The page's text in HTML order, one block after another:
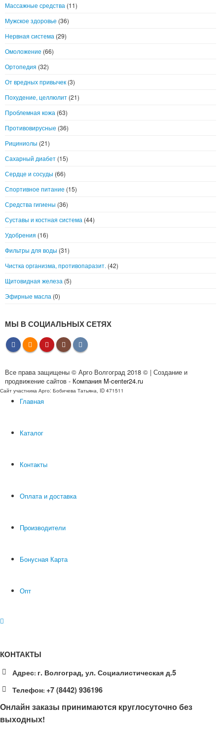
Массажные средства (11)
Мужское здоровье (36)
Нервная система (29)
Омоложение (66)
Ортопедия (32)
От вредных привычек (3)
Похудение, целлюлит (21)
Проблемная кожа (63)
Противовирусные (36)
Рициниолы (21)
Сахарный диабет (15)
Сердце и сосуды (66)
Спортивное питание (15)
Средства гигиены (36)
Суставы и костная система (44)
Удобрения (16)
Фильтры для воды (31)
Чистка организма, противопаразит. (42)
Щитовидная железа (5)
Эфирные масла (0)
МЫ В СОЦИАЛЬНЫХ СЕТЯХ
Все права защищены © Арго Волгоград 2018 © | Создание и
продвижение сайтов - Компания M-center24.ru
Сайт участника Арго: Бобичева Татьяна, ID 471511
Главная
Каталог
Контакты
Оплата и доставка
Производители
Бонусная Карта
Опт
КОНТАКТЫ
Адрес: г. Волгоград, ул. Социалистическая д.5
Телефон: +7 (8442) 936196
Онлайн заказы принимаются круглосуточно без
выходных!